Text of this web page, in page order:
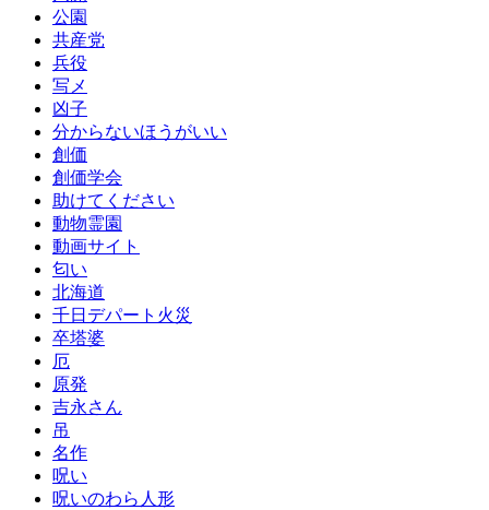
公園
共産党
兵役
写メ
凶子
分からないほうがいい
創価
創価学会
助けてください
動物霊園
動画サイト
匂い
北海道
千日デパート火災
卒塔婆
厄
原発
吉永さん
吊
名作
呪い
呪いのわら人形